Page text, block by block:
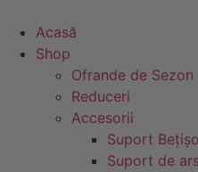
conținut
Acasă
Shop
Ofrande de Sezon
Reduceri
Accesorii
Suport
Suport de